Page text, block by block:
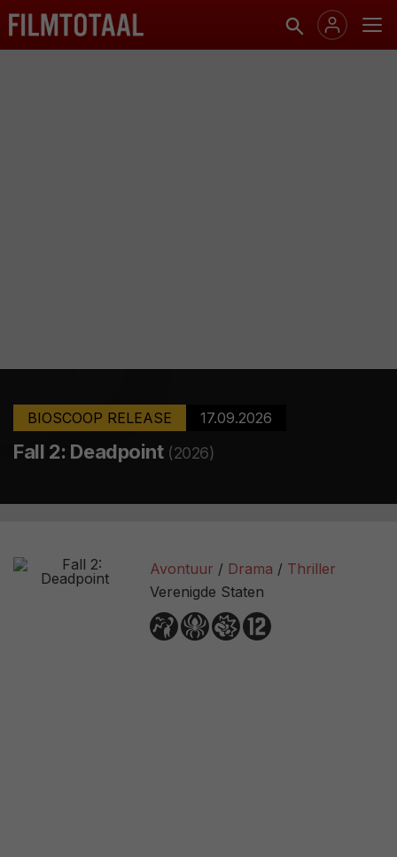
BIOSCOOP RELEASE 17.09.2026
Fall 2: Deadpoint (2026)
Avontuur Drama
Thriller
Verenigde Staten